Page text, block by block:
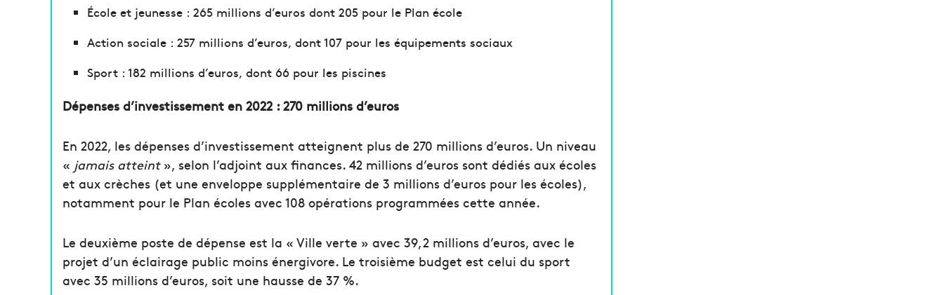
École et jeunesse : 265 millions d’euros dont 205 pour le Plan école
Action sociale : 257 millions d’euros, dont 107 pour les équipements sociaux
Sport : 182 millions d’euros, dont 66 pour les piscines
Dépenses d’investissement en 2022 : 270 millions d’euros
En 2022, les dépenses d’investissement atteignent plus de 270 millions d’euros. Un niveau
« jamais atteint», selon l’adjoint aux finances. 42 millions d’euros sont dédiés aux écoles
et aux crèches (et une enveloppe supplémentaire de 3 millions d’euros pour les écoles),
notamment pour le Plan écoles avec 108 opérations programmées cette année.
Le deuxième poste de dépense est la « Ville verte » avec 39,2 millions d’euros, avec le
projet d’un éclairage public moins énergivore. Le troisième budget est celui du sport
avec 35 millions d’euros, soit une hausse de 37 %.